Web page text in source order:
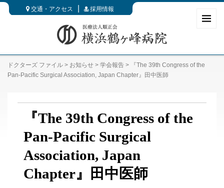
交通・アクセス 採用情報
ドクターズ ファイル > お知らせ > 学会報告 >
『The 39th Congress of the
Pan-Pacific Surgical Association, Japan Chapter』田中医師
『The 39th Congress of the
Pan-Pacific Surgical
Association, Japan
Chapter』田中医師